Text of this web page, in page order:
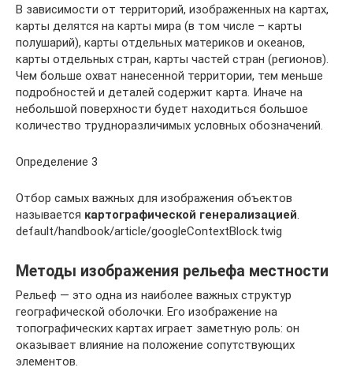
В зависимости от территорий, изображенных на картах,
карты делятся на карты мира (в том числе – карты
полушарий), карты отдельных материков и океанов,
карты отдельных стран, карты частей стран (регионов).
Чем больше охват нанесенной территории, тем меньше
подробностей и деталей содержит карта. Иначе на
небольшой поверхности будет находиться большое
количество трудноразличимых условных обозначений.
Определение 3
Отбор самых важных для изображения объектов
называется картографической генерализацией.
default/handbook/article/googleContextBlock.twig
Методы изображения рельефа местности
Рельеф — это одна из наиболее важных структур
географической оболочки. Его изображение на
топографических картах играет заметную роль: он
оказывает влияние на положение сопутствующих
элементов.